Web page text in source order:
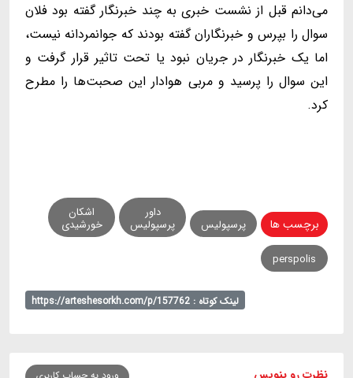
می‌دانم قبل از نشست خبری به چند خبرنگار گفته بود فلان
سوال را بپرس و خبرنگاران گفته بودند که جوانمردانه نیست،
اما یک خبرنگار در جریان نبود یا تحت تاثیر قرار گرفت و
این سوال را پرسید و مربی هوادار این صحبت‌ها را مطرح
کرد.
برچسب ها پرسپولیس
داور
پرسپولیس
اشکان
خورشیدی
perspolis
لینک کوتاه : https://arteshesorkh.com/p/157762